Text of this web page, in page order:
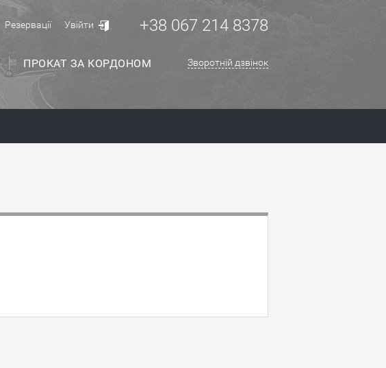
ПРОКАТ ЗА КОРДОНОМ
Резервації Увійти +38 067 214 8378
Зворотній дзвінок